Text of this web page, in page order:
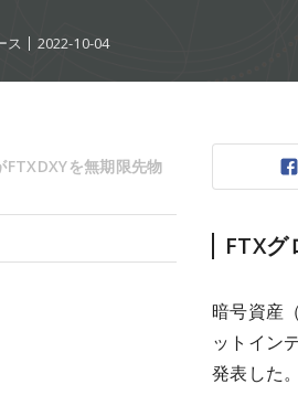
ス 2022-10-04
FTX
暗号資産
ットイン
発表した
FTXDXYを無期限先物